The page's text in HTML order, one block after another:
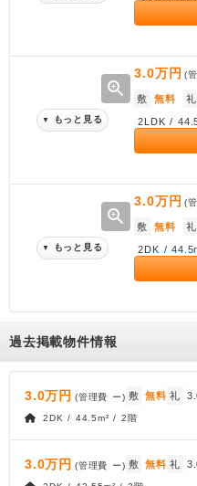
zoom_in
▼ もっと見る
3.0万円 (
敷 無料 礼
2LDK /
zoom_in
▼ もっと見る
3.0万円 (
敷 無料 礼
2DK /
過去掲載物件情報
3.0万円 (管理費 ー) 敷 無料 礼
2DK / 44.5m² / 2階
3.0万円 (管理費 ー) 敷 無料 礼